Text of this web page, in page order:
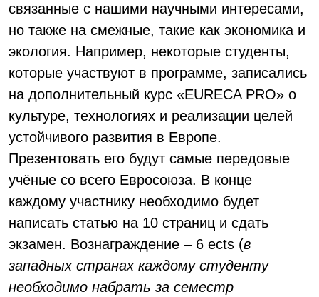
связанные с нашими научными интересами,
но также на смежные, такие как экономика и
экология. Например, некоторые студенты,
которые участвуют в программе, записались
на дополнительный курс «EURECA PRO» о
культуре, технологиях и реализации целей
устойчивого развития в Европе.
Презентовать его будут самые передовые
учёные со всего Евросоюза. В конце
каждому участнику необходимо будет
написать статью на 10 страниц и сдать
экзамен. Вознаграждение – 6 ects (в
западных странах каждому студенту
необходимо набрать за семестр